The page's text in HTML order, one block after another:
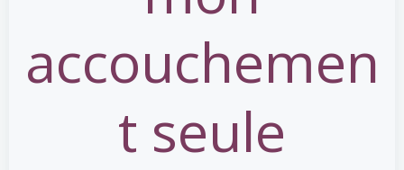
accouchemen
t seule